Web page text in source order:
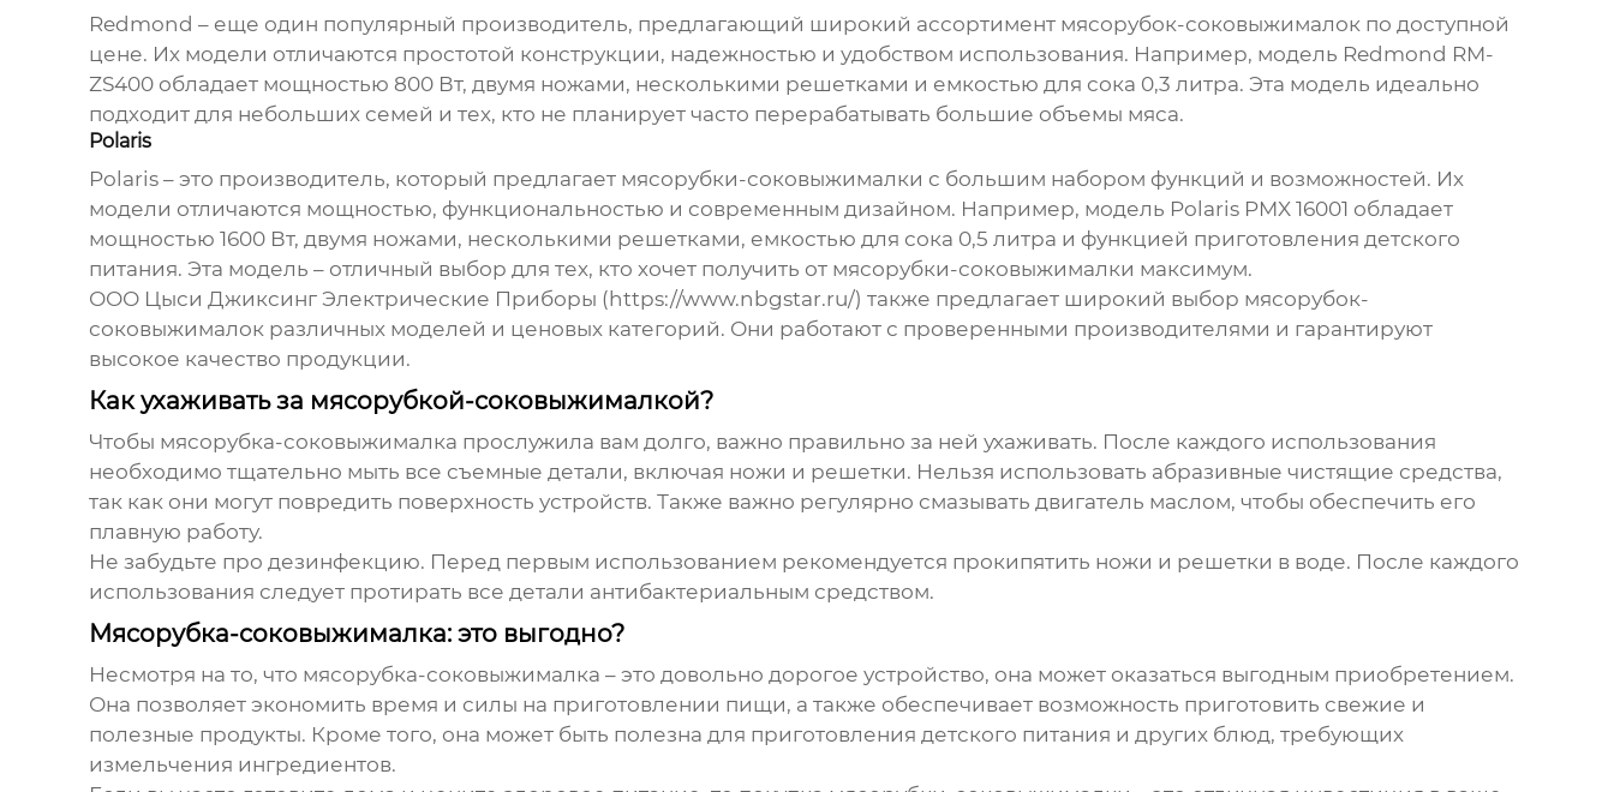
Redmond – еще один популярный производитель, предлагающий широкий ассортимент мясорубок-соковыжималокпо доступной
цене. Их модели отличаются простотой конструкции, надежностью и удобством использования. Например, модель Redmond RM-
ZS400 обладает мощностью 800 Вт, двумя ножами, несколькими решетками и емкостью для сока 0,3 литра. Эта модель идеально
подходит для небольших семей и тех, кто не планирует часто перерабатывать большие объемы мяса.
Polaris
Polaris – это производитель, который предлагает мясорубки-соковыжималки с большим набором функций и возможностей. Их
модели отличаются мощностью, функциональностью и современным дизайном. Например, модель Polaris PMX 16001 обладает
мощностью 1600 Вт, двумя ножами, несколькими решетками, емкостью для сока 0,5 литра и функцией приготовления детского
питания. Эта модель – отличный выбор для тех, кто хочет получить от мясорубки-соковыжималки максимум.
ООО Цыси Джиксинг Электрические Приборы (https://www.nbgstar.ru/) также предлагает широкий выбор мясорубок-
соковыжималокразличных моделей и ценовых категорий. Они работают с проверенными производителями и гарантируют
высокое качество продукции.
Как ухаживать за мясорубкой-соковыжималкой?
Чтобы мясорубка-соковыжималка прослужила вам долго, важно правильно за ней ухаживать. После каждого использования
необходимо тщательно мыть все съемные детали, включая ножи и решетки. Нельзя использовать абразивные чистящие средства,
так как они могут повредить поверхность устройств. Также важно регулярно смазывать двигатель маслом, чтобы обеспечить его
плавную работу.
Не забудьте про дезинфекцию. Перед первым использованием рекомендуется прокипятить ножи и решетки в воде. После каждого
использования следует протирать все детали антибактериальным средством.
Мясорубка-соковыжималка: это выгодно?
Несмотря на то, что мясорубка-соковыжималка – это довольно дорогое устройство, она может оказаться выгодным приобретением.
Она позволяет экономить время и силы на приготовлении пищи, а также обеспечивает возможность приготовить свежие и
полезные продукты. Кроме того, она может быть полезна для приготовления детского питания и других блюд, требующих
измельчения ингредиентов.